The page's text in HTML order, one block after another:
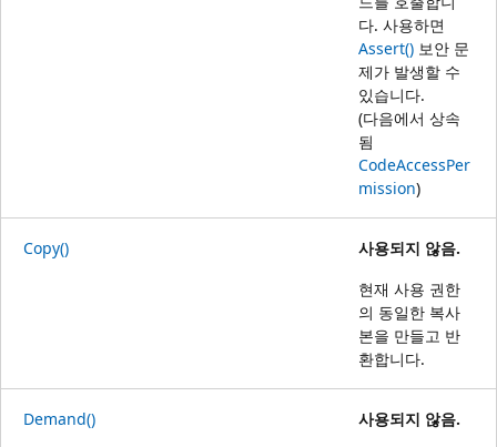
다. 사용하면
Assert() 보안 문
제가 발생할 수
있습니다.
(다음에서 상속
됨
CodeAccessPer
mission)
Copy()
사용되지 않음.
현재 사용 권한
의 동일한 복사
본을 만들고 반
환합니다.
Demand()
사용되지 않음.